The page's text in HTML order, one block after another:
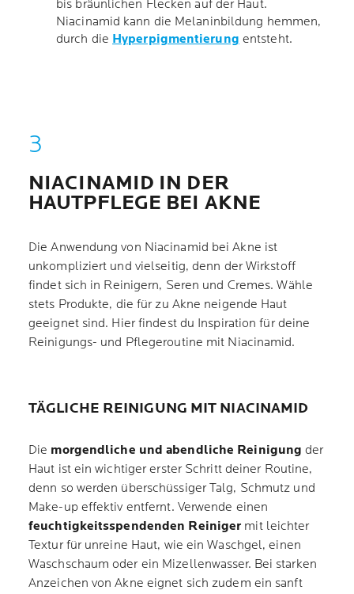
bis bräunlichen Flecken auf der Haut.
Niacinamid kann die Melaninbildung hemmen,
durch die Hyperpigmentierung entsteht.
NIACINAMID IN DER
HAUTPFLEGE BEI AKNE
Die Anwendung von Niacinamid bei Akne ist
unkompliziert und vielseitig, denn der Wirkstoff
findet sich in Reinigern, Seren und Cremes. Wähle
stets Produkte, die für zu Akne neigende Haut
geeignet sind. Hier findest du Inspiration für deine
Reinigungs- und Pflegeroutine mit Niacinamid.
TÄGLICHE REINIGUNG MIT NIACINAMID
Die morgendliche und abendliche Reinigung der
Haut ist ein wichtiger erster Schritt deiner Routine,
denn so werden überschüssiger Talg, Schmutz und
Make-up effektiv entfernt. Verwende einen
feuchtigkeitsspendenden Reiniger mit leichter
Textur für unreine Haut, wie ein Waschgel, einen
Waschschaum oder ein Mizellenwasser. Bei starken
Anzeichen von Akne eignet sich zudem ein sanft